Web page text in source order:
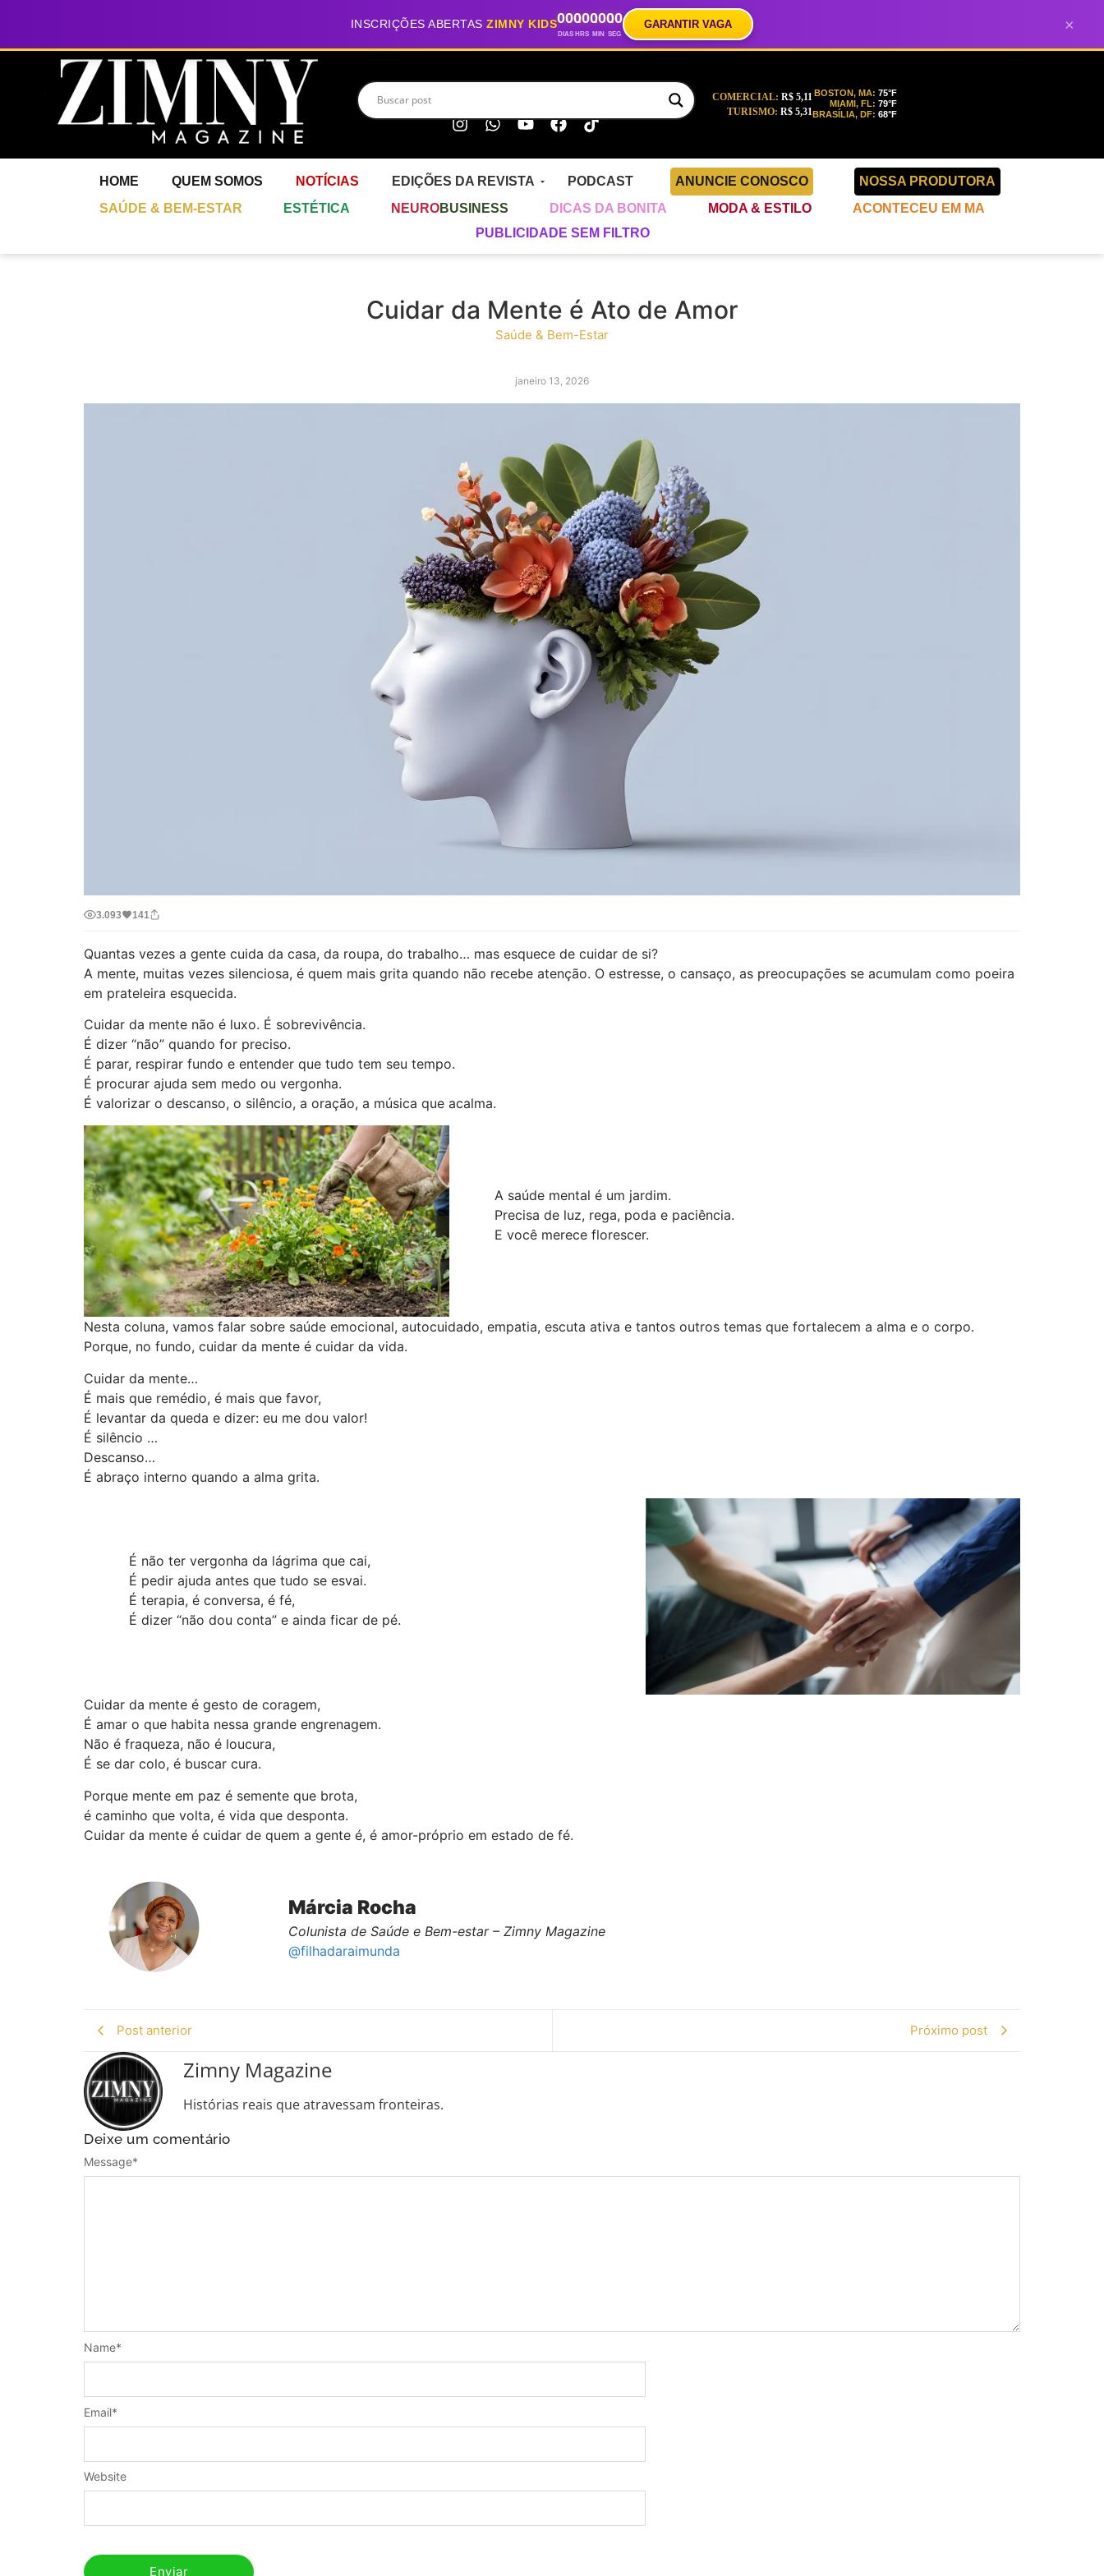
INSCRIÇÕES ABERTASZIMNY KIDS00
DIAS
00
HRS
00
MIN
00
SEG
GARANTIR VAGA ×
COMERCIAL: R$ 5,11
TURISMO: R$ 5,31
BOSTON, MA: 75°F
MIAMI, FL: 79°F
BRASÍLIA, DF: 68°F
HOME QUEM SOMOS NOTÍCIAS EDIÇÕES DA REVISTA PODCAST ANUNCIE CONOSCO
NOSSA PRODUTORA
SAÚDE & BEM-ESTAR
ESTÉTICA NEUROBUSINESS DICAS DA BONITA MODA & ESTILO
ACONTECEU EM MA
PUBLICIDADE SEM FILTRO
Cuidar da Mente é Ato de Amor
Saúde & Bem-Estar
janeiro 13, 2026
3.093 141
Quantas vezes a gente cuida da casa, da roupa, do trabalho… mas esquece de cuidar de si?
A mente, muitas vezes silenciosa, é quem mais grita quando não recebe atenção. O estresse, o cansaço, as preocupações se acumulam como poeira
em prateleira esquecida.
Cuidar da mente não é luxo. É sobrevivência.
É dizer “não” quando for preciso.
É parar, respirar fundo e entender que tudo tem seu tempo.
É procurar ajuda sem medo ou vergonha.
É valorizar o descanso, o silêncio, a oração, a música que acalma.
A saúde mental é um jardim.
Precisa de luz, rega, poda e paciência.
E você merece florescer.
Nesta coluna, vamos falar sobre saúde emocional, autocuidado, empatia, escuta ativa e tantos outros temas que fortalecem a alma e o corpo.
Porque, no fundo, cuidar da mente é cuidar da vida.
Cuidar da mente…
É mais que remédio, é mais que favor,
É levantar da queda e dizer: eu me dou valor!
É silêncio …
Descanso…
É abraço interno quando a alma grita.
É não ter vergonha da lágrima que cai,
É pedir ajuda antes que tudo se esvai.
É terapia, é conversa, é fé,
É dizer “não dou conta” e ainda ficar de pé.
Cuidar da mente é gesto de coragem,
É amar o que habita nessa grande engrenagem.
Não é fraqueza, não é loucura,
É se dar colo, é buscar cura.
Porque mente em paz é semente que brota,
é caminho que volta, é vida que desponta.
Cuidar da mente é cuidar de quem a gente é, é amor-próprio em estado de fé.
Márcia Rocha
Colunista de Saúde e Bem-estar – Zimny Magazine
@filhadaraimunda
Post anterior Próximo post
Zimny Magazine
Histórias reais que atravessam fronteiras.
Deixe um comentário
Message*
Name*
Email*
Website